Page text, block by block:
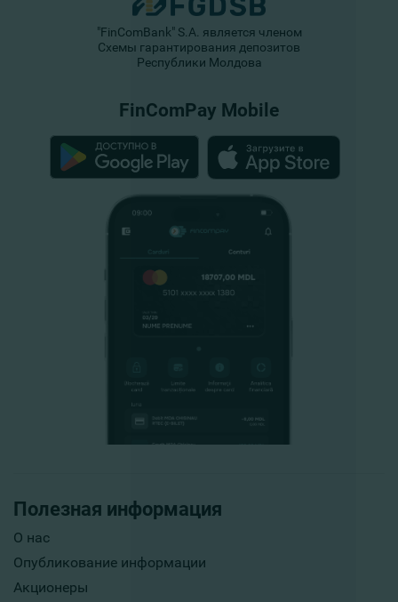
Полезная информация
О нас
Опубликование информации
Акционеры
"FinComBank" S.A. является членом
Схемы гарантирования депозитов
Республики Молдова
FinComPay Mobile